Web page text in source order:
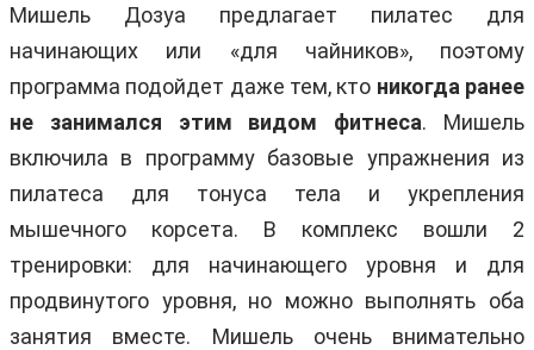
Мишель Дозуа предлагает пилатес для
начинающих или «для чайников», поэтому
программа подойдет даже тем, кто никогда ранее
не занимался этим видом фитнеса. Мишель
включила в программу базовые упражнения из
пилатеса для тонуса тела и укрепления
мышечного корсета. В комплекс вошли 2
тренировки: для начинающего уровня и для
продвинутого уровня, но можно выполнять оба
занятия вместе. Мишель очень внимательно